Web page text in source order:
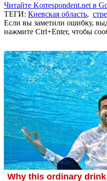
Читайте Korrespondent.net в
ТЕГИ: Киевская область,
Если вы заметили ошибку,
нажмите Ctrl+Enter, чтобы